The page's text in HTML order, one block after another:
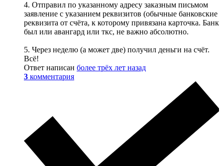
4. Отправил по указанному адресу заказным письмом
заявление с указанием реквизитов (обычные банковские
реквизита от счёта, к которому привязана карточка. Банк
был или авангард или ткс, не важно абсолютно.
5. Через неделю (а может две) получил деньги на счёт.
Всё!
Ответ написан более трёх лет назад
3 комментария